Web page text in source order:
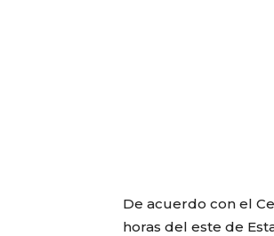
De acuerdo con el
horas del este de